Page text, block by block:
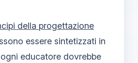
della progettazione
essere sintetizzati in
educatore dovrebbe